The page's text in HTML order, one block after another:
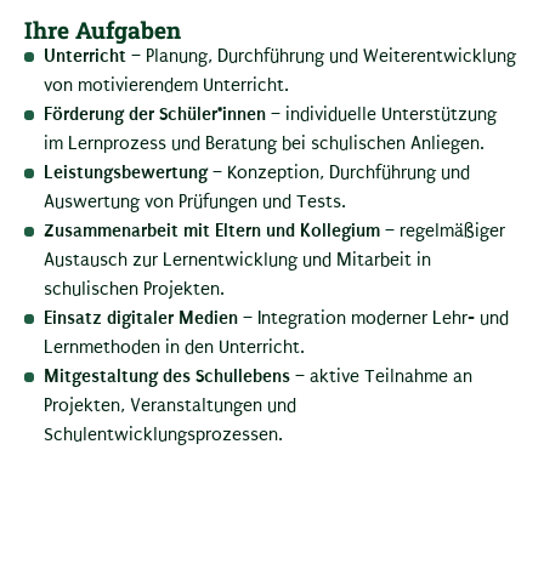
Ihre Aufgaben
Unterricht – Planung, Durchführung und Weiterentwicklung
von motivierendem Unterricht.
Förderung der Schüler*innen – individuelle Unterstützung
im Lernprozess und Beratung bei schulischen Anliegen.
Leistungsbewertung– Konzeption, Durchführung und
Auswertung von Prüfungen und Tests.
Zusammenarbeit mit Eltern und Kollegium – regelmäßiger
Austausch zur Lernentwicklung und Mitarbeit in
schulischen Projekten.
Einsatz digitaler Medien – Integration moderner Lehr- und
Lernmethoden in den Unterricht.
Mitgestaltung des Schullebens – aktive Teilnahme an
Projekten, Veranstaltungen und
Schulentwicklungsprozessen.